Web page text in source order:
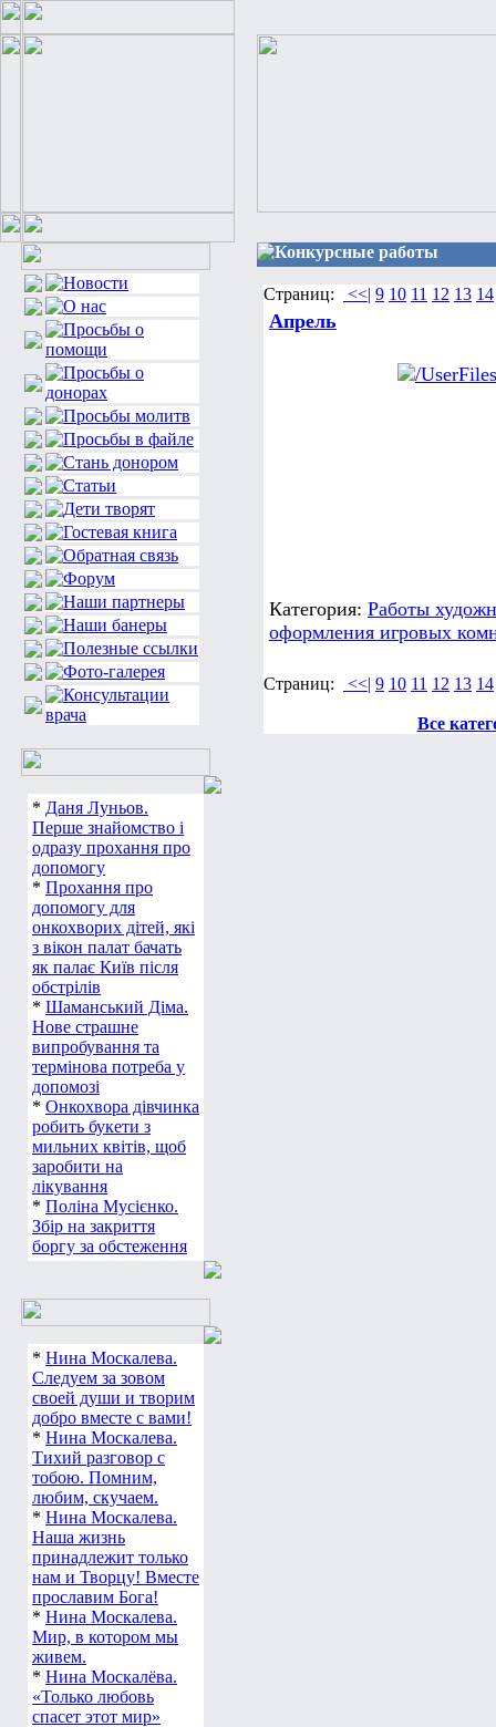
* Даня Луньов.
Перше знайомство і
одразу прохання про
допомогу
* Прохання про
допомогу для
онкохворих дітей, які
з вікон палат бачать
як палає Київ після
обстрілів
* Шаманський Діма.
Нове страшне
випробування та
термінова потреба у
допомозі
* Онкохвора дівчинка
робить букети з
мильних квітів, щоб
заробити на
лікування
* Поліна Мусієнко.
Збір на закриття
боргу за обстеження
* Нина Москалева.
Следуем за зовом
своей души и творим
добро вместе с вами!
* Нина Москалева.
Тихий разговор с
тобою. Помним,
любим, скучаем.
* Нина Москалева.
Наша жизнь
принадлежит только
нам и Творцу! Вместе
прославим Бога!
* Нина Москалева.
Мир, в котором мы
живем.
* Нина Москалёва.
«Только любовь
спасет этот мир»
Конкурсные работы
Страниц: <<| 9 10 11 12 13 14
Апрель
Категория: Работы
оформления игровых
Страниц: <<| 9 10 11 12 13 14
Все